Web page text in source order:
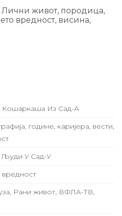
живот, породица,
вредност, висина,
Из Сад-А
године, каријера, вести,
Људи У Сад-У
Рани живот, ВФЛА-ТВ,